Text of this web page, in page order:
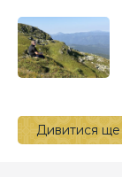
Дивитися ще